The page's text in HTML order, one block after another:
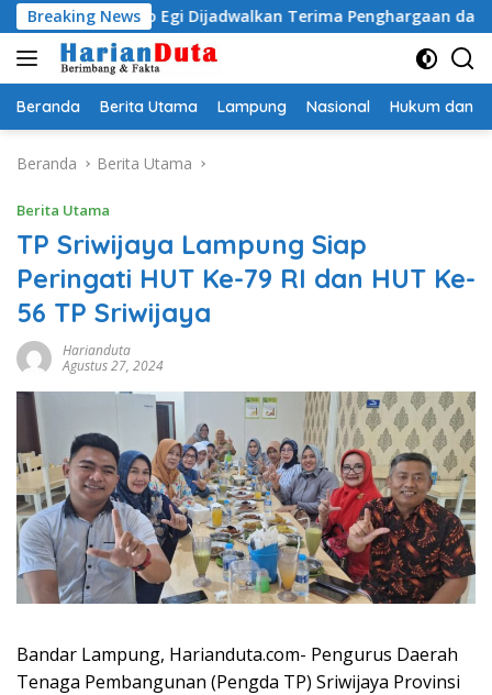
Langsung
ke
konten
Breaking News
Egi Dijadwalkan Terima Penghargaan dari HKBP
Beranda Berita Utama Lampung Nasional Hukum dan
Beranda Berita Utama
Berita Utama
TP Sriwijaya Lampung Siap
Peringati HUT Ke-79 RI dan HUT Ke-
56 TP Sriwijaya
Harianduta
Agustus 27, 2024
Bandar Lampung, Harianduta.com- Pengurus Daerah
Tenaga Pembangunan (Pengda TP) Sriwijaya Provinsi